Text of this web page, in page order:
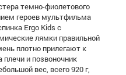
темно-фиолетового
героев мультфильма
Ergo Kids с
лямки правильной
плотно прилегают к
и позвоночник
вес, всего 920 г,